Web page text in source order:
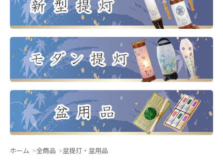
ホーム 全商品 盆提灯・盆用品